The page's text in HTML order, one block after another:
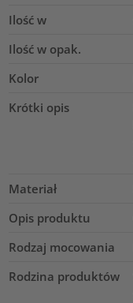
Ilość w
Ilość w opak.
Kolor
Krótki opis
Materiał
Opis produktu
Rodzaj mocowania
Rodzina produktów